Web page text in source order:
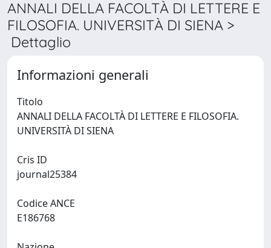
ANNALI DELLA FACOLTÀ DI LETTERE E
FILOSOFIA. UNIVERSITÀ DI SIENA >
Dettaglio
Informazioni generali
Titolo
ANNALI DELLA FACOLTÀ DI LETTERE E FILOSOFIA.
Cris ID
Codice ANCE